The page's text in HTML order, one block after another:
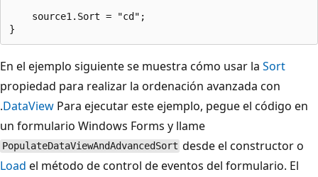
    source1.Sort = "cd";
En el ejemplo siguiente se muestra cómo usar la Sort
propiedad para realizar la ordenación avanzada con
.DataView Para ejecutar este ejemplo, pegue el código en
un formulario Windows Forms y llame
PopulateDataViewAndAdvancedSort desde el constructor o
Load el método de control de eventos del formulario. El